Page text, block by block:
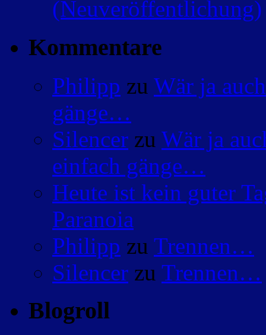
(Neuveröffentlichung)
Kommentare
Philipp zu Wär ja
gänge…
Silencer zu Wär ja
einfach gänge…
Heute ist kein guter
Paranoia
Philipp zu Trennen…
Silencer zu Trennen…
Blogroll